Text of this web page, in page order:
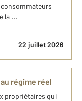
la ...
22 juillet 2026
régime réel
propriétaires qui